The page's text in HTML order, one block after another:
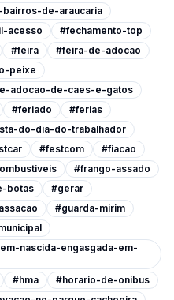
de-araucaria
acesso
#fechamento-top
#feira
#feira-de-adocao
peixe
adocao-de-caes-e-gatos
#feriado
#ferias
do-dia-do-trabalhador
#festcom
#fiacao
#frango-assado
botas
#gerar
#guarda-mirim
nascida-engasgada-em-
#hma
#horario-de-onibus